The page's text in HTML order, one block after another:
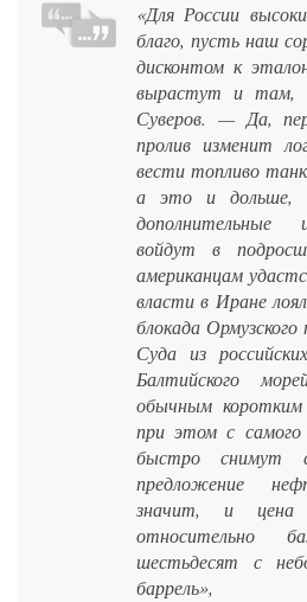
«Для России
благо, пусть наш
дисконтом к
вырастут и там,
Суверов. — Да,
пролив изменит
вести топливо
а это и
дополнительные
войдут в
американцам
власти в Иране
блокада
Суда из
Балтийского
обычным
при этом с самого
быстро снимут
предложение
значит, и цена
относительно
шестьдесят с
баррель»,